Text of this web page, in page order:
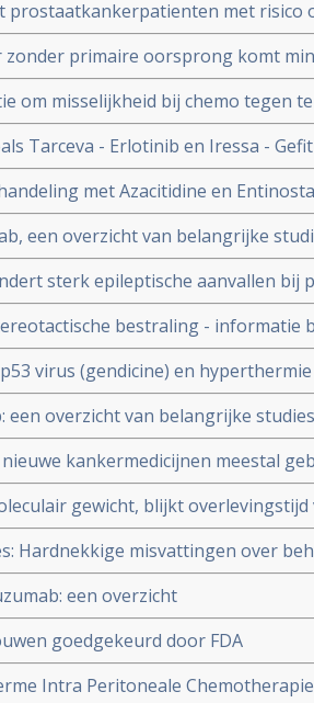
prostaatkankerpatienten met risico
voordoen, maar geen
zonder primaire oorsprong komt
kans op overlijden blijft gelijk.
om misselijkheid bij chemo tegen
de FDA. Dolasetron mag niet
Tarceva - Erlotinib en Iressa -
met Azacitidine en
een overzicht van belangrijke
sterk epileptische aanvallen bij
goedaardige tumoren in de
leven aanzienlijk.bestraling - informatie
virus (gendicine) en
met vergevorderde
een overzicht van belangrijke
kankermedicijnen meestal
slechts bij de helft kleine
gewicht, blijkt
zonder uitzaaiïngen significant te
Hardnekkige misvattingen over
veel patiënten verkeerd worden
effect op ziektevrije tijd
een overzicht
goedgekeurd door FDA
Intra Peritoneale